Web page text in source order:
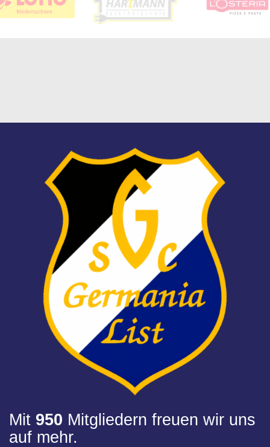
Mit 950 Mitgliedern freuen wir uns
auf mehr.